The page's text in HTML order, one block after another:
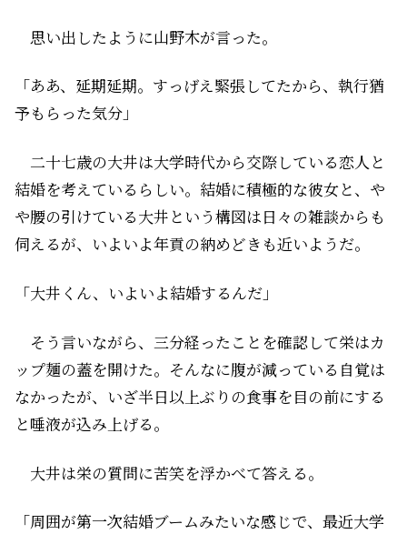
思い出したように山野木が言った。
「ああ、延期延期。すっげえ緊張してたから、執行猶
予もらった気分」
二十七歳の大井は大学時代から交際している恋人と
結婚を考えているらしい。結婚に積極的な彼女と、や
や腰の引けている大井という構図は日々の雑談からも
伺えるが、いよいよ年貢の納めどきも近いようだ。
「大井くん、いよいよ結婚するんだ」
そう言いながら、三分経ったことを確認して栄はカ
ップ麺の蓋を開けた。そんなに腹が減っている自覚は
なかったが、いざ半日以上ぶりの食事を目の前にする
と唾液が込み上げる。
大井は栄の質問に苦笑を浮かべて答える。
「周囲が第一次結婚ブームみたいな感じで、最近大学